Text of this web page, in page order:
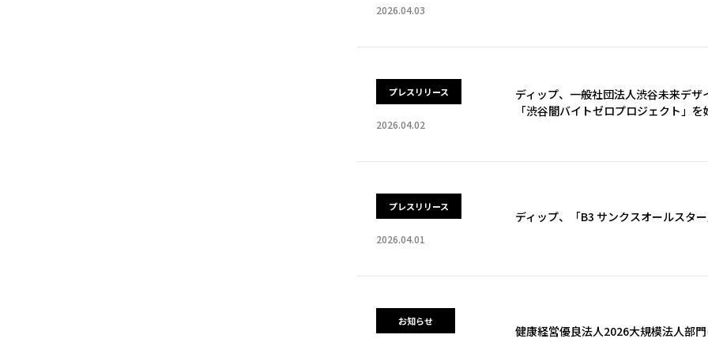
2026.04.03
プレスリリース
2026.04.02
ディップ、一般社団法人渋谷未来デザ
「渋谷闇バイトゼロプロジェクト」を
プレスリリース
2026.04.01
ディップ、「B3 サンクスオールスタ
お知らせ
健康経営優良法人2026大規模法人部